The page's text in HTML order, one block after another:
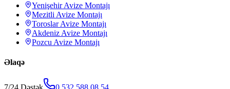
YenişehirAvize Montajı
Mezitli Avize Montajı
ToroslarAvize Montajı
Akdeniz Avize Montajı
Pozcu Avize Montajı
Əlaqə
7/24 Dəstək
0 532 588 08 54